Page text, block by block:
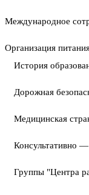
Международное
Организация
История
Дорожная
Медицинская
Консультативно
Группы "Центра